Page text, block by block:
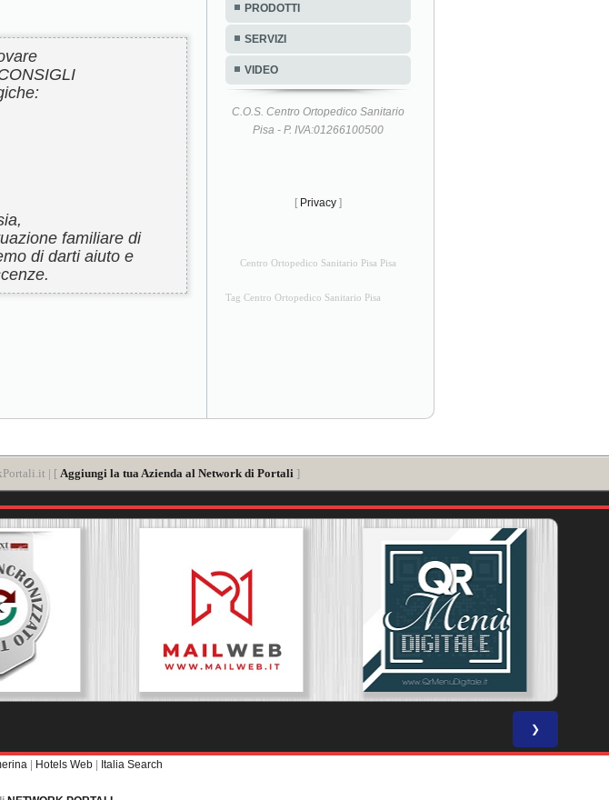
familiare di
di darti aiuto e
PRODOTTI
SERVIZI
VIDEO
C.O.S. Centro Ortopedico Sanitario
Pisa - P. IVA:01266100500
[ Privacy ]
Centro Ortopedico Sanitario Pisa Pisa
Tag Centro Ortopedico Sanitario Pisa
| [ Aggiungi la tua Azienda al Network di Portali ]
❯
| Hotels Web | Italia Search